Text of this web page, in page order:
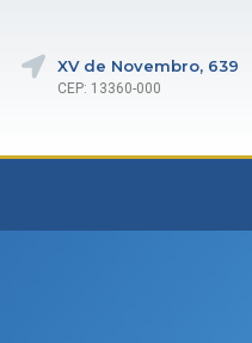
XV de Novembro, 639
CEP: 13360-000